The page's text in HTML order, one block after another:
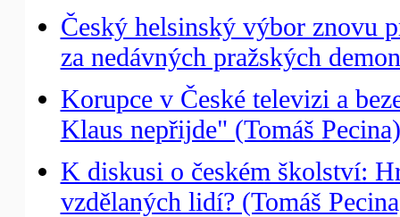
Český helsinský výbor znovu
za nedávných pražských
Korupce v České televizi a
Klaus nepřijde" (Tomáš Pecina)
K diskusi o českém školství:
vzdělaných lidí? (Tomáš